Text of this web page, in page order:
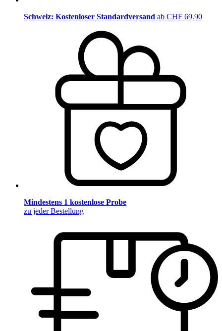
Schweiz: Kostenloser Standardversand ab CHF 69.90
Mindestens 1 kostenlose Probe
zu jeder Bestellung